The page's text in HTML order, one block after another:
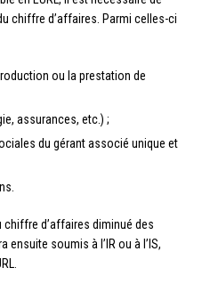
chiffre d’affaires. Parmi celles-ci
ou la prestation de
assurances, etc.) ;
du gérant associé unique et
chiffre d’affaires diminué des
soumis à l’IR ou à l’IS,